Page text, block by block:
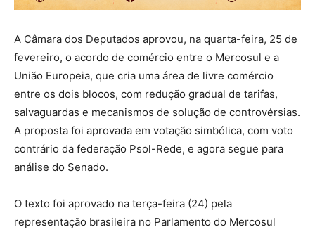
A Câmara dos Deputados aprovou, na quarta-feira, 25 de
fevereiro, o acordo de comércio entre o Mercosul e a
União Europeia, que cria uma área de livre comércio
entre os dois blocos, com redução gradual de tarifas,
salvaguardas e mecanismos de solução de controvérsias.
A proposta foi aprovada em votação simbólica, com voto
contrário da federação Psol-Rede, e agora segue para
análise do Senado.
O texto foi aprovado na terça-feira (24) pela
representação brasileira no Parlamento do Mercosul